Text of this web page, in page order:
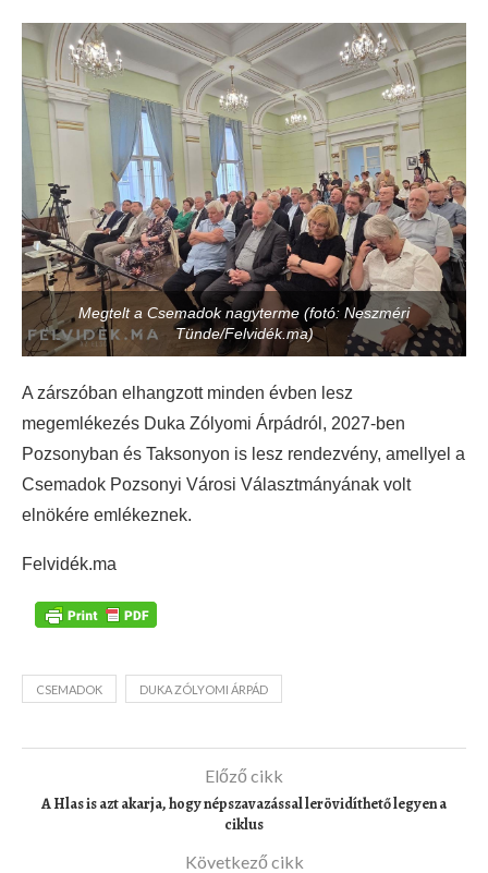
Megtelt a Csemadok nagyterme (fotó: Neszméri
Tünde/Felvidék.ma)
A zárszóban elhangzott minden évben lesz
megemlékezés Duka Zólyomi Árpádról, 2027-ben
Pozsonyban és Taksonyon is lesz rendezvény, amellyel a
Csemadok Pozsonyi Városi Választmányának volt
elnökére emlékeznek.
Felvidék.ma
CSEMADOK DUKA ZÓLYOMI ÁRPÁD
Előző cikk
A Hlas is azt akarja, hogy népszavazással lerövidíthető legyen a
ciklus
Következő cikk